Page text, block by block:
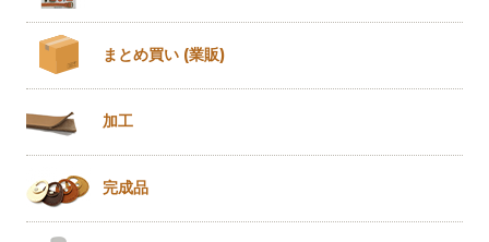
まとめ買い (業販)
加工
完成品